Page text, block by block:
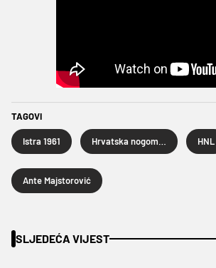
TAGOVI
Istra 1961 HNL
Ante Majstorović
SLJEDEĆA VIJEST